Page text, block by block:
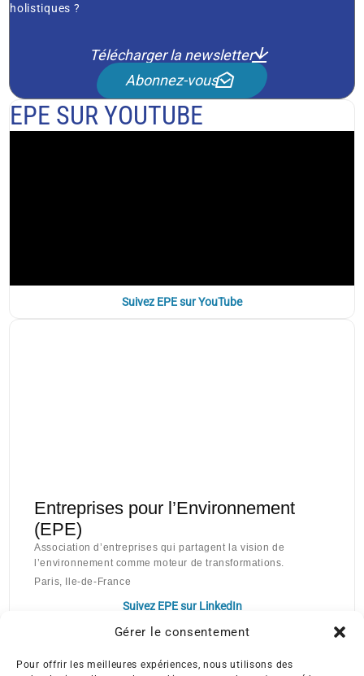
Gérer le consentement
Pour offrir les meilleures expériences, nous utilisons des
holistiques ?
Télécharger la newsletter
Abonnez-vous
EPE SUR YOUTUBE
Suivez EPE sur YouTube
Entreprises pour l’Environnement
(EPE)
Association d’entreprises qui partagent la vision de
l’environnement comme moteur de transformations.
Paris, Ile-de-France
Suivez EPE sur LinkedIn